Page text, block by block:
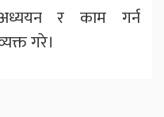
अध्ययन र काम गर्न
गरे।